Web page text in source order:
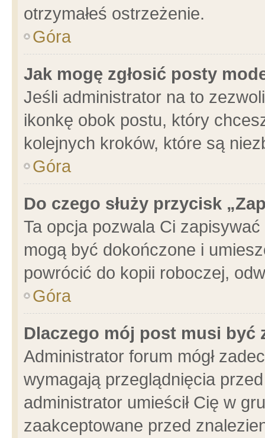
otrzymałeś ostrzeżenie.
Góra
Jak mogę zgłosić posty
Jeśli administrator na to
ikonkę obok postu, który
kolejnych kroków, które są
Góra
Do czego służy przycisk
Ta opcja pozwala Ci
mogą być dokończone i
powrócić do kopii roboczej,
Góra
Dlaczego mój post musi być
Administrator forum mógł
wymagają przeglądnięcia
administrator umieścił Cię w
zaakceptowane przed